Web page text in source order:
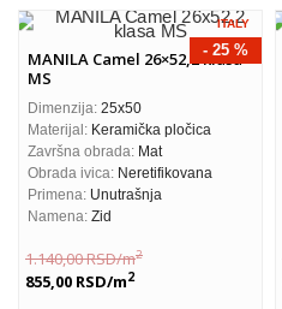
- 25 %
ITALY
MANILA Camel 26×52,2 klasa
MS
Dimenzija: 25x50
Materijal: Keramička pločica
Završna obrada: Mat
Obrada ivica: Neretifikovana
Primena: Unutrašnja
Namena: Zid
1.140,00RSD/m2
855,00 RSD/m2